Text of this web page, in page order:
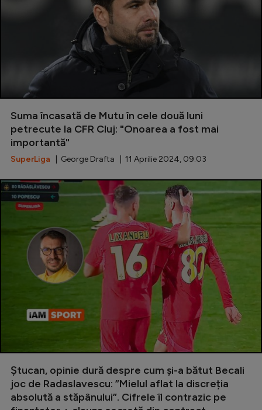
Alte sporturi
JO 2024
JO 2026
Intră în cont
Suma încasată de Mutu în cele două luni
petrecute la CFR Cluj: "Onoarea a fost mai
importantă"
SuperLiga | George Drafta | 11 Aprilie 2024, 09:03
Ștucan, opinie dură despre cum și-a bătut Becali
joc de Radaslavescu: ”Mielul aflat la discreția
absolută a stăpânului”. Cifrele îl contrazic pe